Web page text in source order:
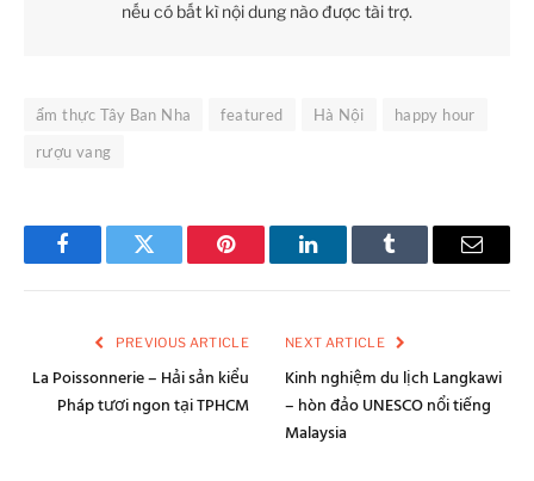
nếu có bất kì nội dung nào được tài trợ.
ẩm thực Tây Ban Nha featured Hà Nội
happy hour
rượu vang
FacebookTwitter Pinterest LinkedInTumblr Email
PREVIOUS ARTICLE
La Poissonnerie – Hải sản kiểu
Pháp tươi ngon tại TPHCM
NEXT ARTICLE
Kinh nghiệm du lịch Langkawi
– hòn đảo UNESCO nổi tiếng
Malaysia